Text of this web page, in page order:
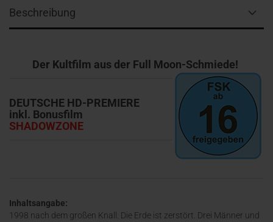
Beschreibung
Der Kultfilm aus der Full Moon-Schmiede!
DEUTSCHE HD-PREMIERE
inkl. Bonusfilm
SHADOWZONE
Inhaltsangabe:
1998 nach dem großen Knall. Die Erde ist zerstört. Drei Männer und